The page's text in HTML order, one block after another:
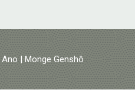
| Monge Genshô